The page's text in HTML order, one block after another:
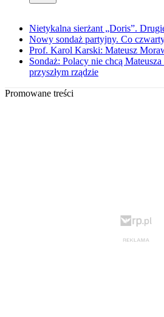
Nietykalna sierżant „Doris”.
Nowy sondaż partyjny. Co
Prof. Karol Karski: Mateusz
Sondaż: Polacy nie chcą
przyszłym rządzie
Promowane treści